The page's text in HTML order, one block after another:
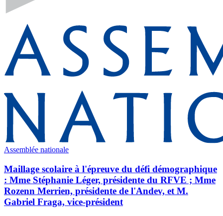
Assemblée nationale
Maillage scolaire à l'épreuve du défi démographique
: Mme Stéphanie Léger, présidente du RFVE ; Mme
Rozenn Merrien, présidente de l'Andev, et M.
Gabriel Fraga, vice-président